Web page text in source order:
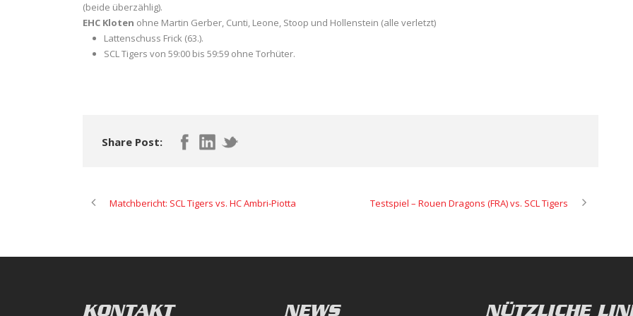
(beide überzählig).
EHC Kloten ohne Martin Gerber, Cunti, Leone, Stoop und Hollenstein (alle verletzt)
Lattenschuss Frick (63.).
SCL Tigers von 59:00 bis 59:59 ohne Torhüter.
Share Post:
Matchbericht: SCL Tigers vs. HC Ambri-Piotta Testspiel – Rouen Dragons (FRA) vs. SCL Tigers
KONTAKT NEWS NÜTZLICHE